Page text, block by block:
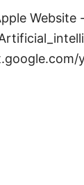
Website